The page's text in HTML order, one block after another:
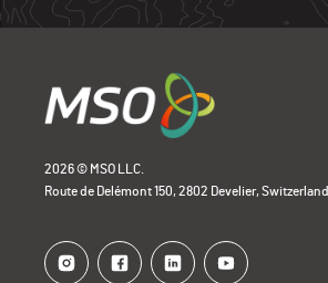
2026 © MSO LLC.
Route de Delémont 150, 2802 Develier, Switzerland